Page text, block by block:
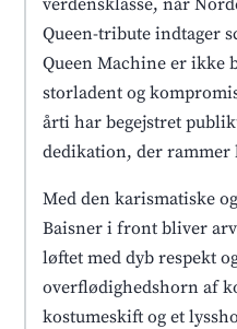
Queen-tribute indtager
Queen Machine er ikke
storladent og
årti har begejstret
dedikation, der rammer
Med den karismatiske
Baisner i front bliver
løftet med dyb respekt
overflødighedshorn af
kostumeskift og et